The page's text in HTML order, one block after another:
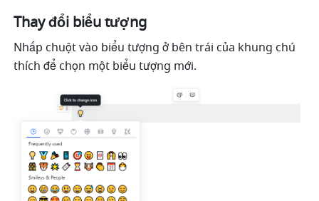
Thay đổi biểu tượng
Nhấp chuột vào biểu tượng ở bên trái của khung chú
thích để chọn một biểu tượng mới.